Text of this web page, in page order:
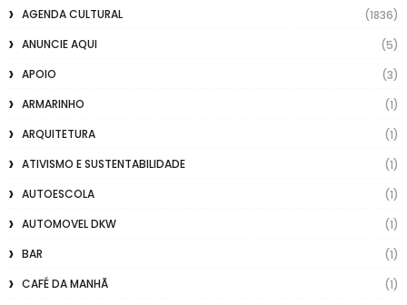
AGENDA CULTURAL
(1836)
ANUNCIE AQUI
(5)
APOIO
(3)
ARMARINHO
(1)
ARQUITETURA
(1)
ATIVISMO E SUSTENTABILIDADE
(1)
AUTOESCOLA
(1)
AUTOMOVEL DKW
(1)
BAR
(1)
CAFÉ DA MANHÃ
(1)